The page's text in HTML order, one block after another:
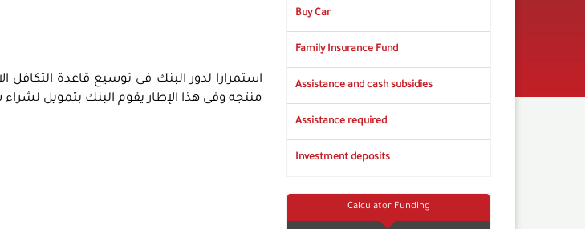
استمرارا لدور البنك فى توسيع قاعدة التكافل
Buy Car
Family Insurance Fund
Assistance and cash subsidies
Assistance required
Investment deposits
Calculator Funding